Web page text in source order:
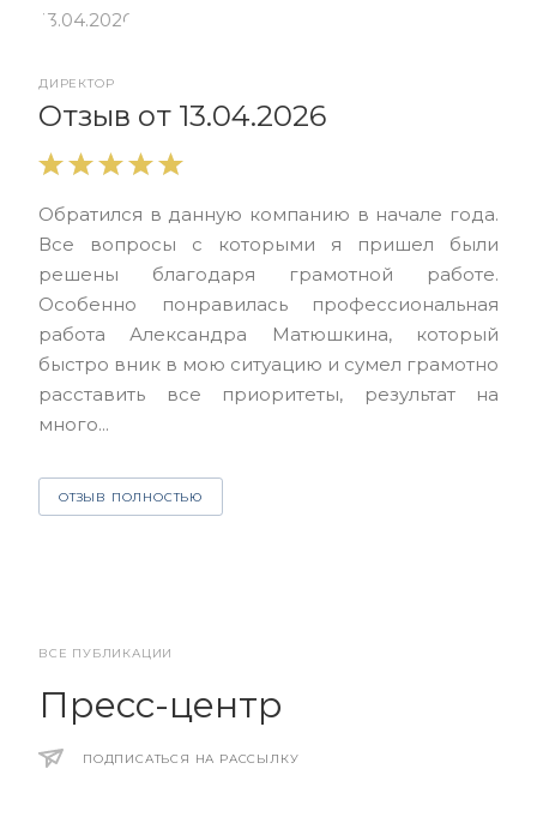
ДИРЕКТОР
Отзыв от 13.04.2026
Обратился в данную компанию в начале года.
Все вопросы с которыми я пришел были
решены благодаря грамотной работе.
Особенно понравилась профессиональная
работа Александра Матюшкина, который
быстро вник в мою ситуацию и сумел грамотно
расставить все приоритеты, результат на
много...
ОТЗЫВ ПОЛНОСТЬЮ
ВСЕ ПУБЛИКАЦИИ
Пресс-центр
ПОДПИСАТЬСЯ НА РАССЫЛКУ